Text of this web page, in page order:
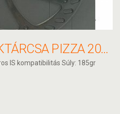
ALLIGATOR FÉKTÁRCSA PIZZA 203MM HKR03
IS kompatibilitás Súly: 185gr